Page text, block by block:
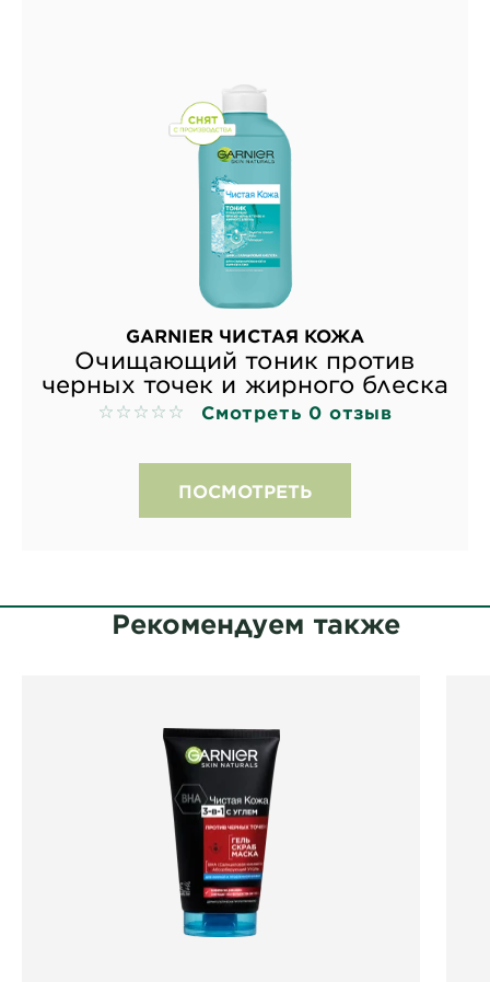
GARNIER ЧИСТАЯ КОЖА
Очищающий тоник против
черных точек и жирного блеска
No reviews Смотреть 0 отзыв
ПОСМОТРЕТЬ
Рекомендуем также